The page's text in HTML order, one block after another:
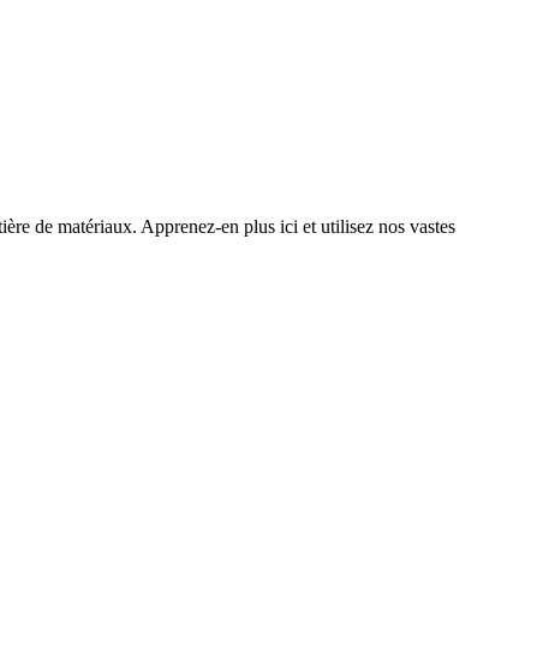
de matériaux. Apprenez-en plus ici et utilisez nos vastes